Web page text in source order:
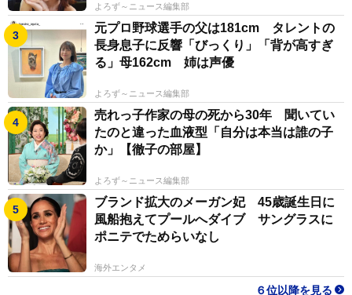
のコンプレックスはどこでしたか？
眠井れむ：これは4、5年前の写真なのですが、その頃は
自分の顔が全部気持ち悪いと思っていました。いじめれ
ていて、「顔がブス」と言われていたのもコンプレック
スの要因でした。言われっぱなしなのがイヤで、見返し
たいなと思ったのがきっかけで外見を変えようと思った
んです。
青島：外見を変えたいという意思の強かったんですね。
一番努力されたことはなんですか？
眠井れむ：一番はダイエットです。写真の当時から、15
キロ落とすことができました。親がエアロビクスのイン
よろず～ニュース編集部
元プロ野球選手の父は181cm タレントの
長身息子に反響「びっくり」「背が高すぎ
る」母162cm 姉は声優
よろず～ニュース編集部
売れっ子作家の母の死から30年 聞いてい
たのと違った血液型「自分は本当は誰の子
か」【徹子の部屋】
よろず～ニュース編集部
ブランド拡大のメーガン妃 45歳誕生日に
風船抱えてプールへダイブ サングラスに
ポニテでためらいなし
海外エンタメ
６位以降を見る